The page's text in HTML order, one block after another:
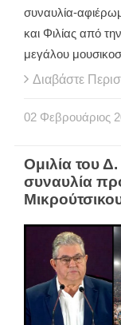
συναυλία-
και Φιλίας από
μεγάλου
Διαβάστε
02 Φεβρουάριος
Ομιλία του
συναυλία